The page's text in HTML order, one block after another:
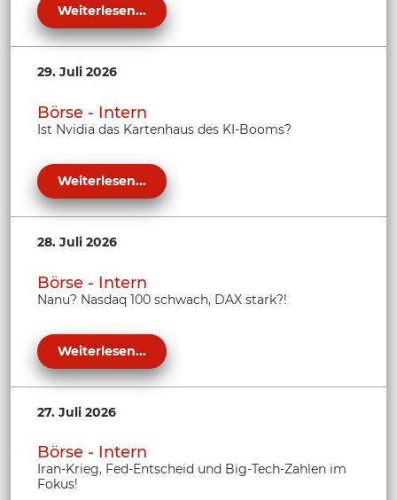
Weiterlesen...
29. Juli 2026
Börse - Intern
Ist Nvidia das Kartenhaus des KI-Booms?
Weiterlesen...
28. Juli 2026
Börse - Intern
Nanu? Nasdaq 100 schwach, DAX stark?!
Weiterlesen...
27. Juli 2026
Börse - Intern
Iran-Krieg, Fed-Entscheid und Big-Tech-Zahlen im
Fokus!